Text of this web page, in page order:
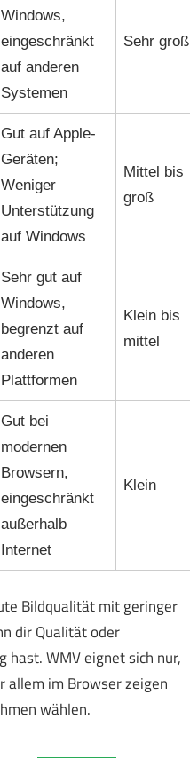
Windows,
eingeschränkt
auf anderen
Systemen
Sehr groß
Gut auf Apple-
Geräten;
Weniger
Unterstützung
auf Windows
Mittel bis
groß
Sehr gut auf
Windows,
begrenzt auf
anderen
Plattformen
Klein bis
mittel
Gut bei
modernen
Browsern,
eingeschränkt
außerhalb
Internet
Klein
Bildqualität mit geringer
dir Qualität oder
hast. WMV eignet sich nur,
allem im Browser zeigen
wählen.